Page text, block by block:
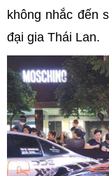
không nhắc đến
đại gia Thái Lan.